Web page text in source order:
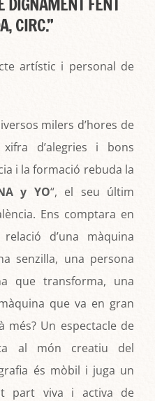
CIRC.”
artístic i personal de
milers d’hores de
d’alegries i bons
i la formació rebuda la
y YO“, el seu últim
Ens comptara en
d’una màquina
senzilla, una persona
que transforma, una
que va en gran
Un espectacle de
al món creatiu del
és mòbil i juga un
part viva i activa de